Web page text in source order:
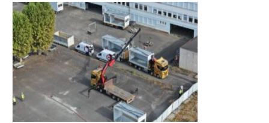
Toulouse. Ce chantier génère
d'importantes perturbations aux
abords de la gare : pourquoi la galère
va durer – Actu.fr